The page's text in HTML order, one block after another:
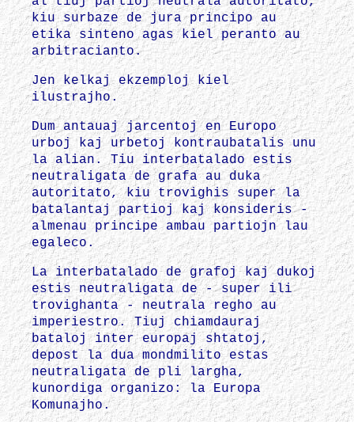
kiu surbaze de jura principo au
etika sinteno agas kiel peranto au
arbitracianto.
Jen kelkaj ekzemploj kiel
ilustrajho.
Dum antauaj jarcentoj en Europo
urboj kaj urbetoj kontraubatalis unu
la alian. Tiu interbatalado estis
neutraligata de grafa au duka
autoritato, kiu trovighis super la
batalantaj partioj kaj konsideris -
almenau principe ambau partiojn lau
egaleco.
La interbatalado de grafoj kaj dukoj
estis neutraligata de - super ili
trovighanta - neutrala regho au
imperiestro. Tiuj chiamdauraj
bataloj inter europaj shtatoj,
depost la dua mondmilito estas
neutraligata de pli largha,
kunordiga organizo: la Europa
Komunajho.